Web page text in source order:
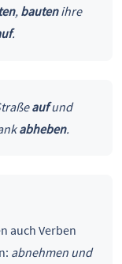
, bautenihre
.
aufund
abheben.
auch Verben
abnehmen und